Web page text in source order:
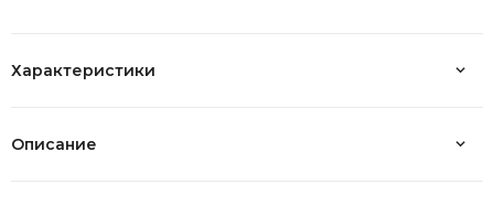
Характеристики
Описание